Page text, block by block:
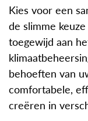
Kies voor een
de slimme
toegewijd aan
behoeften van
comfortabele,
creëren in